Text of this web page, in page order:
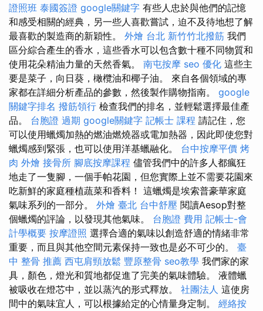
證照班 泰國簽證 google關鍵字 有些人忠於與他們的記憶
和感受相關的經典，另一些人喜歡嘗試，迫不及待地想了解
最喜歡的製造商的新穎性。 外燴 台北 新竹竹北撥筋 我們
區分綜合產生的香水，這些香水可以包含數十種不同物質和
使用花朵精油力量的天然香氣。 南屯按摩 seo 優化 這些主
要是菜子，向日葵，橄欖油和椰子油。 來自各個領域的專
家都在詳細分析產品的參數，然後製作購物指南。 google
關鍵字排名 撥筋領行 檢查我們的排名，並輕鬆選擇最佳產
品。 台胞證 過期 google關鍵字 記帳士 課程 請記住，您
可以使用蠟燭加熱的燃油燃燒器或電加熱器，因此即使您對
蠟燭感到緊張，也可以使用洋基蠟融化。 台中按摩平價 烤
肉 外燴 接骨所 腳底按摩課程 儘管我們中的許多人都瘋狂
地走了一隻腳，一個手帕花園，但您實際上並不需要花園來
吃新鮮的家庭種植蔬菜和香料！ 這蠟燭是埃索普豪華家庭
氣味系列的一部分。 外燴 臺北 台中舒壓 閱讀Aesop對整
個蠟燭的評論，以發現其他氣味。 台胞證 費用 記帳士-會
計學概要 按摩證照 選擇合適的氣味以創造舒適的情緒非常
重要，而且與其他空間元素保持一致也是必不可少的。 臺
中 整骨 推薦 西屯肩頸放鬆 豐原整骨 seo教學 我們家的家
具，顏色，燈光和質地都促進了完美的氣味體驗。 液體蠟
被吸收在燈芯中，並以蒸汽的形式釋放。 社團法人 這使房
間中的氣味宜人，可以根據給定的心情量身定制。 經絡按